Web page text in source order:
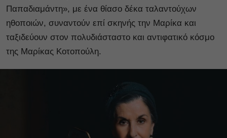
Παπαδιαμάντη», με ένα θίασο δέκα ταλαντούχων
ηθοποιών, συναντούν επί σκηνής την Μαρίκα και
ταξιδεύουν στον πολυδιάσταστο και αντιφατικό κόσμο
της Μαρίκας Κοτοπούλη.